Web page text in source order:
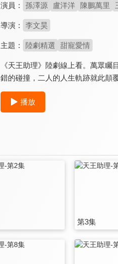
演員： 孫澤源 盧洋洋 陳鵬萬里
導演： 李文昊
主題： 陸劇精選 甜寵愛情
《天王助理》陸劇線上看。萬眾
錯的碰撞，二人的人生軌跡就此顛
播放
第3集